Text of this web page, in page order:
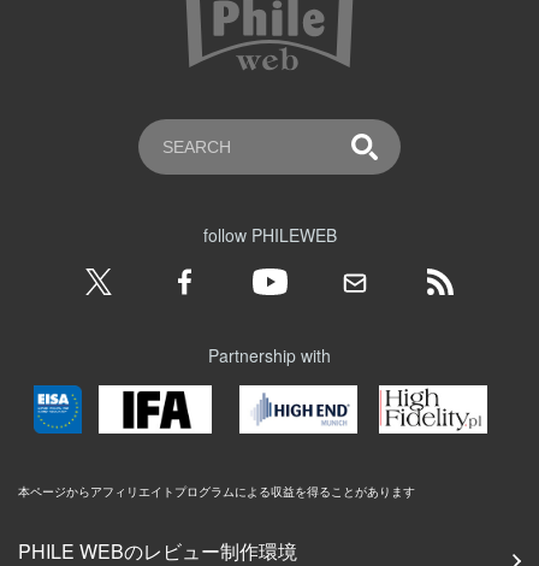
follow PHILEWEB
Partnership with
本ページからアフィリエイトプログラムによる収益を得ることがあります
PHILE WEBのレビュー制作環境